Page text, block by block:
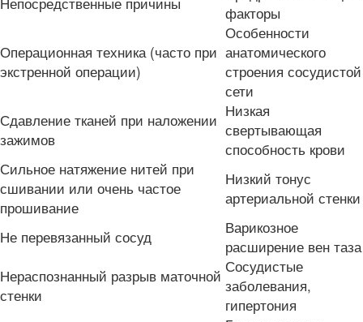
факторы
Операционная техника (часто при
экстренной операции)
Особенности
анатомического
строения сосудистой
сети
Сдавление тканей при наложении
зажимов
Низкая
свертывающая
способность крови
Сильное натяжение нитей при
сшивании или очень частое
прошивание
Низкий тонус
артериальной стенки
Не перевязанный сосуд
Варикозное
расширение вен таза
Нераспознанный разрыв маточной
стенки
Сосудистые
заболевания,
гипертония